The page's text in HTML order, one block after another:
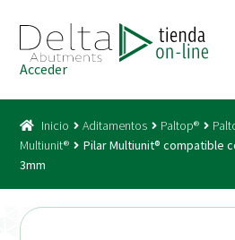
a
la
navegación
al
contenido
Acceso
Catálogo
Acceder
Inicio Aditamentos Paltop®
Multiunit®
Pilar Multiunit® compatible
3mm